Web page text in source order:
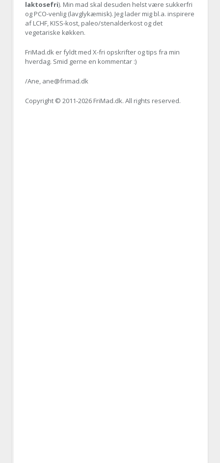
laktosefri). Min mad skal desuden helst være sukkerfri
og PCO-venlig (lavglykæmisk). Jeg lader mig bl.a. inspirere
af LCHF, KISS-kost, paleo/stenalderkost og det
vegetariske køkken.
FriMad.dk er fyldt med X-fri opskrifter og tips fra min
hverdag. Smid gerne en kommentar :)
/Ane, ane@frimad.dk
Copyright © 2011-2026 FriMad.dk. All rights reserved.